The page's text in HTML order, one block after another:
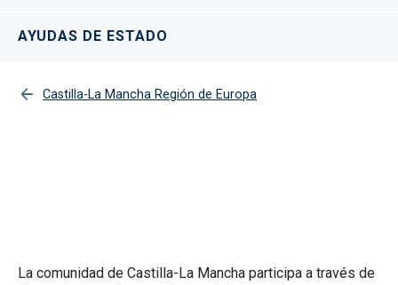
AYUDAS DE ESTADO
Castilla-La Mancha Región de Europa
La comunidad de Castilla-La Mancha participa a través de